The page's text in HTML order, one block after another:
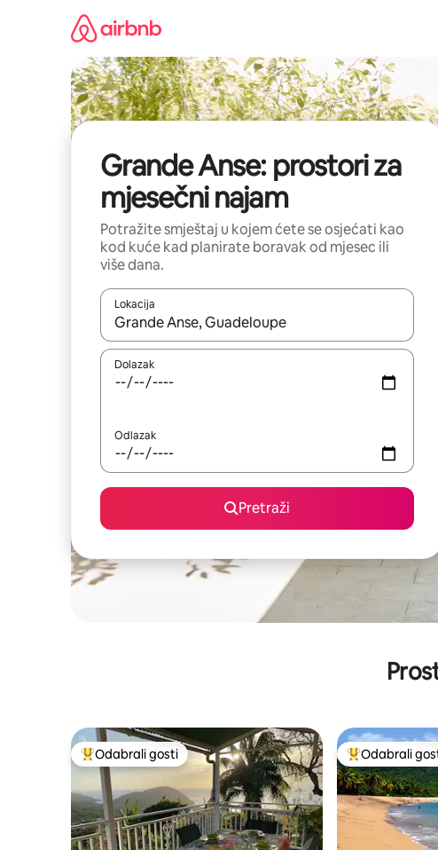
Grande Anse: prostori za
mjesečni najam
Potražite smještaj u kojem ćete se osjećati kao
kod kuće kad planirate boravak od mjesec ili
više dana.
Lokacija
Kada budu dostupni rezultati, moći ćete ih pregledati
Dolazak
Odlazak
Pretraži
Među najviše rangiranima s oznakom „Odabrali gosti”
Odabrali gosti Među najviše
Odabrali